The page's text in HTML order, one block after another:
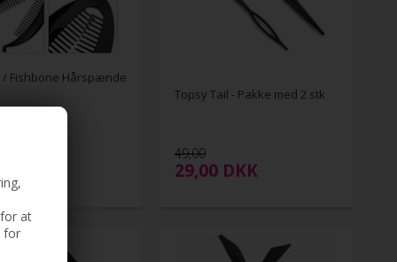
at
for
/ Fishbone Hårspænde
Topsy Tail - Pakke med 2 stk
49,00
29,00 DKK